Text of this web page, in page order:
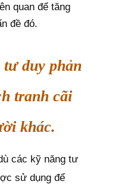
quan để tăng
đề đó.
duy phản
tranh cãi
khác.
các kỹ năng tư
sử dụng để